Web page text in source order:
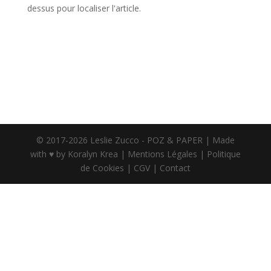
dessus pour localiser l'article.
© 2017-2026 Leslie Zucco - POZ & PAPER | Made
with ♥ by Koralyn Krea | Mentions Légales | Politique
de Cookies | CGV| Contact